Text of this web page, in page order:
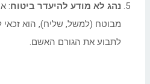
נהג לא מודע להיעדר ביטוח:
מבוטח (למשל, שליח), הוא זכאי
לתבוע את הגורם האשם.